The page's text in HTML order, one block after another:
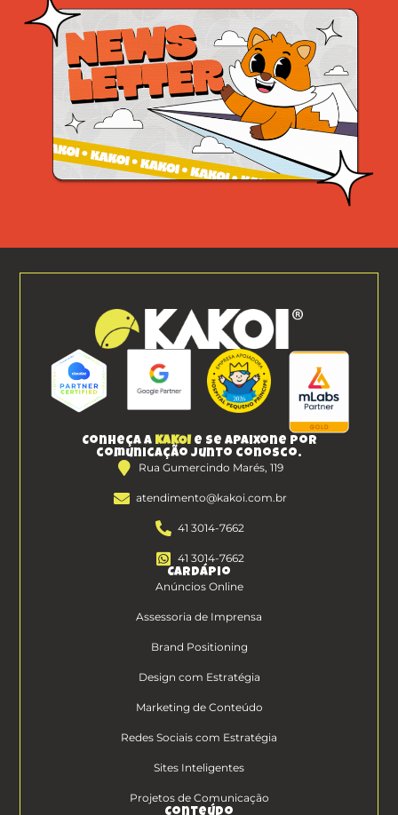
Conheça a KAKOI e se apaixone por
comunicação junto conosco.
Rua Gumercindo Marés, 119
atendimento@kakoi.com.br
41 3014-7662
41 3014-7662
Cardápio
Anúncios Online
Assessoria de Imprensa
Brand Positioning
Design com Estratégia
Marketing de Conteúdo
Redes Sociais com Estratégia
Sites Inteligentes
Projetos de Comunicação
Conteúdo